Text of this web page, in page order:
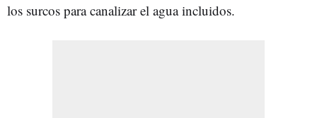
los surcos para canalizar el agua incluidos.